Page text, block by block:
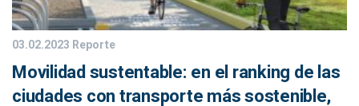
03.02.2023 Reporte
Movilidad sustentable: en el ranking de las
ciudades con transporte más sostenible,